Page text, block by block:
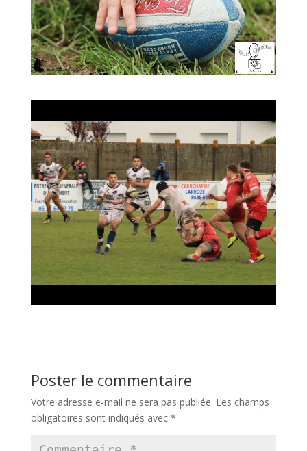
Poster le commentaire
Votre adresse e-mail ne sera pas publiée. Les champs
obligatoires sont indiqués avec *